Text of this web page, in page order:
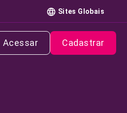
Sites Globais
Acessar Cadastrar